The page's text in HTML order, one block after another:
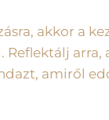
akkor a
arra,
amiről